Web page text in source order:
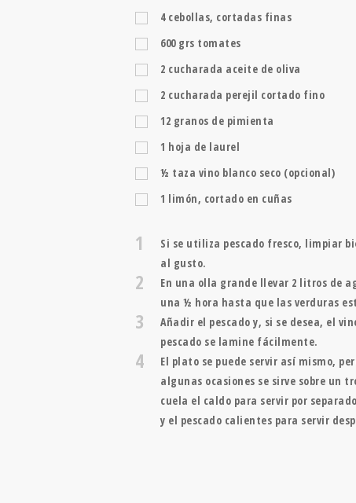
4 cebollas, cortadas finas
600 grs tomates
2 cucharada aceite de oliva
2 cucharada perejil cortado fino
12 granos de pimienta
1 hoja de laurel
½ taza vino blanco seco (opcional)
1 limón, cortado en cuñas
1
Si se utiliza pescado fresco, limpiar
al gusto.
2
En una olla grande llevar 2 litros de
una ½ hora hasta que las verduras
3
Añadir el pescado y, si se desea, el
pescado se lamine fácilmente.
4
El plato se puede servir así mismo,
algunas ocasiones se sirve sobre un
cuela el caldo para servir por
y el pescado calientes para servir